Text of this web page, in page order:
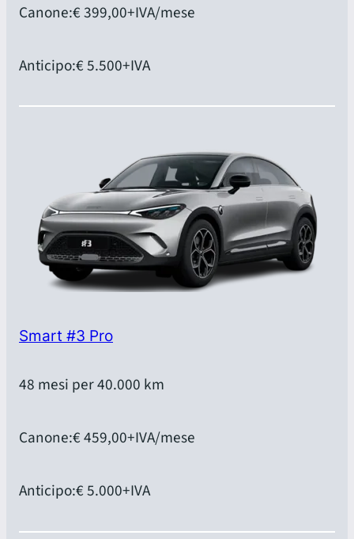
Canone:€ 399,00+IVA/mese
Anticipo:€ 5.500+IVA
Smart #3 Pro
48 mesi per 40.000 km
Canone:€ 459,00+IVA/mese
Anticipo:€ 5.000+IVA